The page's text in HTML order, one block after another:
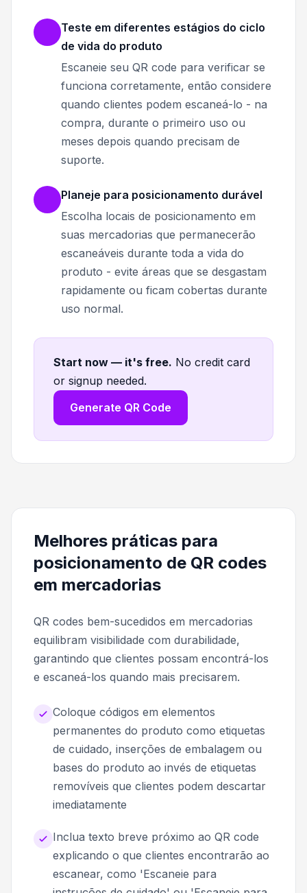
Teste em diferentes estágios do ciclo
de vida do produto
Escaneie seu QR code para verificar se
funciona corretamente, então considere
quando clientes podem escaneá-lo - na
compra, durante o primeiro uso ou
meses depois quando precisam de
suporte.
Planeje para posicionamento durável
Escolha locais de posicionamento em
suas mercadorias que permanecerão
escaneáveis durante toda a vida do
produto - evite áreas que se desgastam
rapidamente ou ficam cobertas durante
uso normal.
Start now — it's free. No credit card
or signup needed.
Generate QR Code
Melhores práticas para
posicionamento de QR codes
em mercadorias
QR codes bem-sucedidos em mercadorias
equilibram visibilidade com durabilidade,
garantindo que clientes possam encontrá-los
e escaneá-los quando mais precisarem.
Coloque códigos em elementos
permanentes do produto como etiquetas
de cuidado, inserções de embalagem ou
bases do produto ao invés de etiquetas
removíveis que clientes podem descartar
imediatamente
Inclua texto breve próximo ao QR code
explicando o que clientes encontrarão ao
escanear, como 'Escaneie para